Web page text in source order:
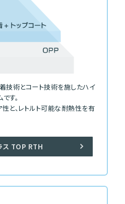
技術とコート技術を施したハイ
す。
と、レトルト可能な耐熱性を有
ス TOP RTH